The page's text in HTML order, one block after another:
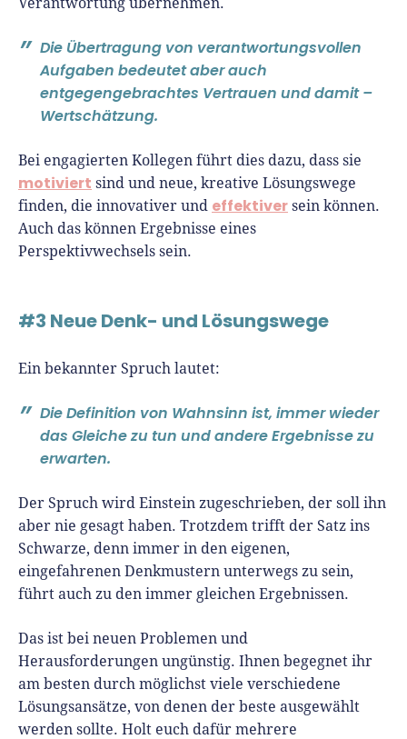
Die Übertragung von verantwortungsvollen
Aufgaben bedeutet aber auch
entgegengebrachtes Vertrauen und damit –
Wertschätzung.
Bei engagierten Kollegen führt dies dazu, dass sie
motiviert sind und neue, kreative Lösungswege
finden, die innovativer und effektiver sein können.
Auch das können Ergebnisse eines
Perspektivwechsels sein.
#3 Neue Denk- und Lösungswege
Ein bekannter Spruch lautet:
Die Definition von Wahnsinn ist, immer wieder
das Gleiche zu tun und andere Ergebnisse zu
erwarten.
Der Spruch wird Einstein zugeschrieben, der soll ihn
aber nie gesagt haben. Trotzdem trifft der Satz ins
Schwarze, denn immer in den eigenen,
eingefahrenen Denkmustern unterwegs zu sein,
führt auch zu den immer gleichen Ergebnissen.
Das ist bei neuen Problemen und
Herausforderungen ungünstig. Ihnen begegnet ihr
am besten durch möglichst viele verschiedene
Lösungsansätze, von denen der beste ausgewählt
werden sollte. Holt euch dafür mehrere